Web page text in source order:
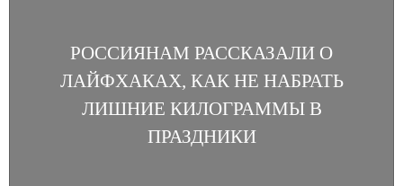
РОССИЯНАМ РАССКАЗАЛИ О
ЛАЙФХАКАХ, КАК НЕ НАБРАТЬ
ЛИШНИЕ КИЛОГРАММЫ В
ПРАЗДНИКИ